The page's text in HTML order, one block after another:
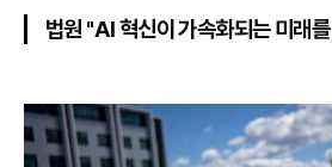
법원 "AI 혁신이 가속화되는 미래